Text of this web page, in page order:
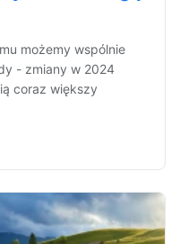
możemy wspólnie
- zmiany w 2024
coraz większy